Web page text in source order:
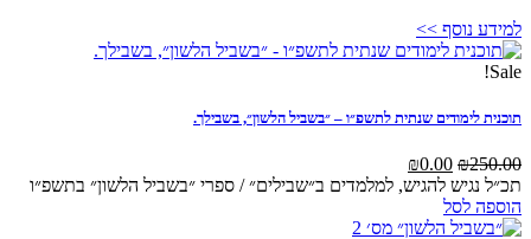
נוסף >>
שנתית לתשפ״ו – ״בשביל הלשון״, בשבילך.
₪המחיר
המקורי
היה:
₪250.00.
₪0.00 המחיר
הנוכחי
הוא:
₪0.00.
להגיש, למלמדים ב״שבילים״ / ספרי ״בשביל הלשון״ בתשפ״ו
לסל